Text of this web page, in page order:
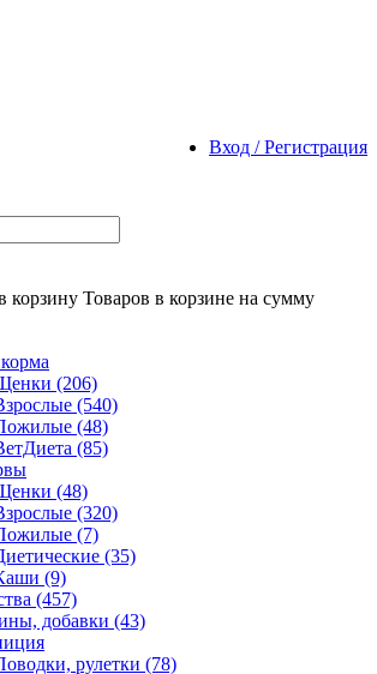
Вход / Регистрация
корзину Товаров в корзине на сумму
(206)
(540)
(48)
(85)
(48)
(320)
(7)
(35)
(9)
(457)
добавки (43)
рулетки (78)